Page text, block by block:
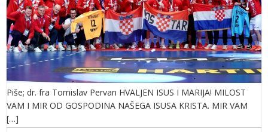
Piše; dr. fra Tomislav Pervan HVALJEN ISUS I MARIJA! MILOST
VAM I MIR OD GOSPODINA NAŠEGA ISUSA KRISTA. MIR VAM
[…]